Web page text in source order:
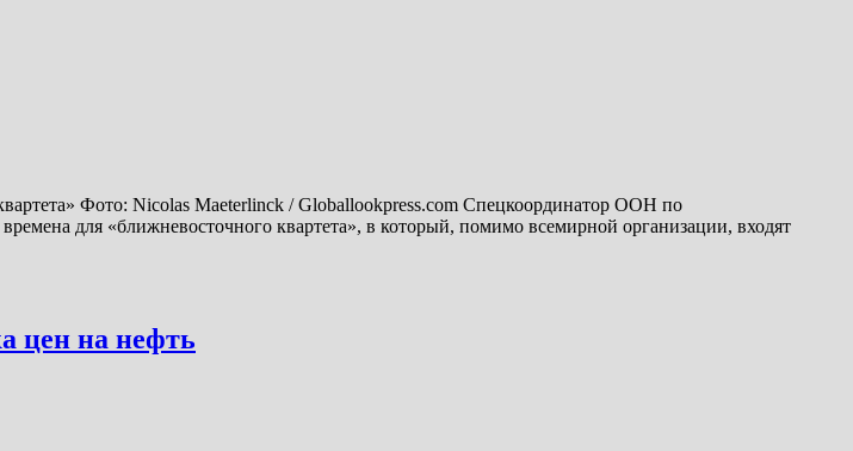
Фото: Nicolas Maeterlinck / Globallookpress.com Спецкоординатор ООН по
для «ближневосточного квартета», в который, помимо всемирной организации, входят
цен на нефть